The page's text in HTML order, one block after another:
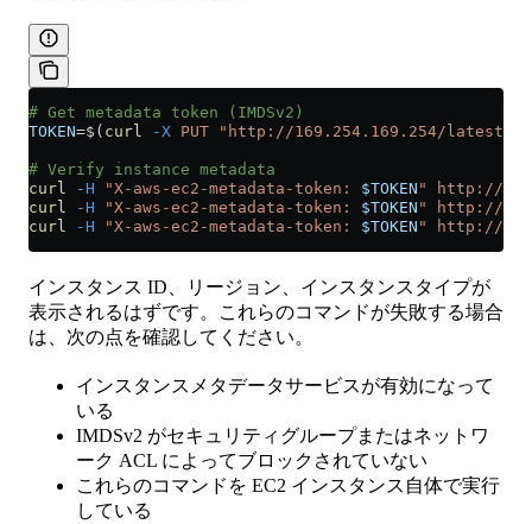
# Get metadata token (IMDSv2)
TOKEN=$( curl -X PUT "http://169.254.169.254/latest/
# Verify instance metadata
curl -H "X-aws-ec2-metadata-token: $TOKEN "
http://
curl -H "X-aws-ec2-metadata-token: $TOKEN "
http://
curl -H "X-aws-ec2-metadata-token: $TOKEN " http://
インスタンス ID、リージョン、インスタンスタイプが
表示されるはずです。これらのコマンドが失敗する場合
は、次の点を確認してください。
インスタンスメタデータサービスが有効になって
いる
IMDSv2 がセキュリティグループまたはネットワ
ーク ACL によってブロックされていない
これらのコマンドを EC2 インスタンス自体で実行
している